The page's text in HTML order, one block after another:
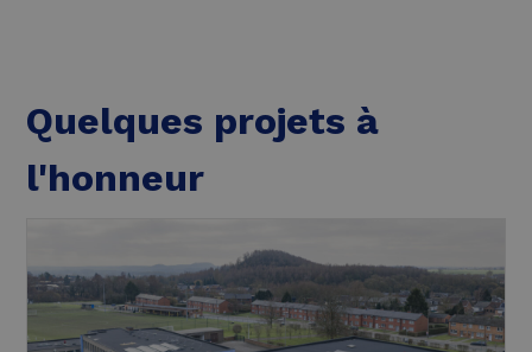
Quelques projets à
l'honneur